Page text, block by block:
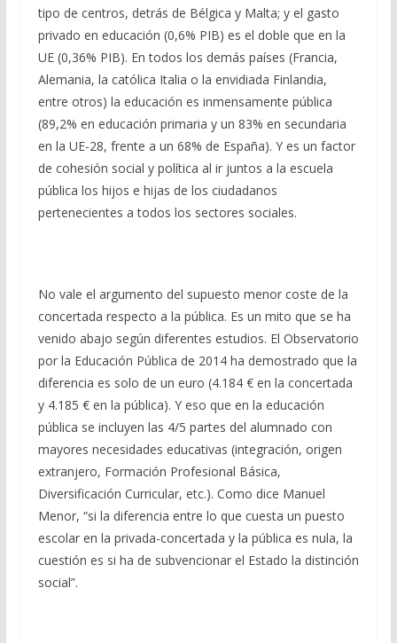
tipo de centros, detrás de Bélgica y Malta; y el gasto
privado en educación (0,6% PIB) es el doble que en la
UE (0,36% PIB). En todos los demás países (Francia,
Alemania, la católica Italia o la envidiada Finlandia,
entre otros) la educación es inmensamente pública
(89,2% en educación primaria y un 83% en secundaria
en la UE-28, frente a un 68% de España). Y es un factor
de cohesión social y política al ir juntos a la escuela
pública los hijos e hijas de los ciudadanos
pertenecientes a todos los sectores sociales.
No vale el argumento del supuesto menor coste de la
concertada respecto a la pública. Es un mito que se ha
venido abajo según diferentes estudios. El Observatorio
por la Educación Pública de 2014 ha demostrado que la
diferencia es solo de un euro (4.184 € en la concertada
y 4.185 € en la pública). Y eso que en la educación
pública se incluyen las 4/5 partes del alumnado con
mayores necesidades educativas (integración, origen
extranjero, Formación Profesional Básica,
Diversificación Curricular, etc.). Como dice Manuel
Menor, “si la diferencia entre lo que cuesta un puesto
escolar en la privada-concertada y la pública es nula, la
cuestión es si ha de subvencionar el Estado la distinción
social”.